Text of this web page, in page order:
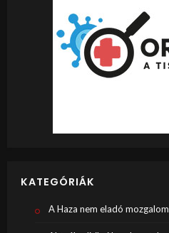
KATEGÓRIÁK
A Haza nem eladó mozgalom